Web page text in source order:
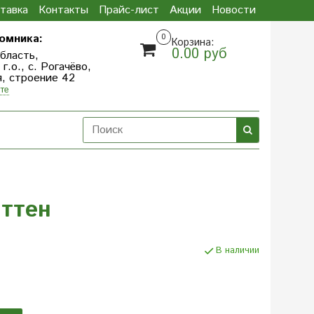
Контакты Прайс-лист Акции
Новости
с. Рогачёво,
строение 42
0 Корзина:
0.00 руб
В наличии